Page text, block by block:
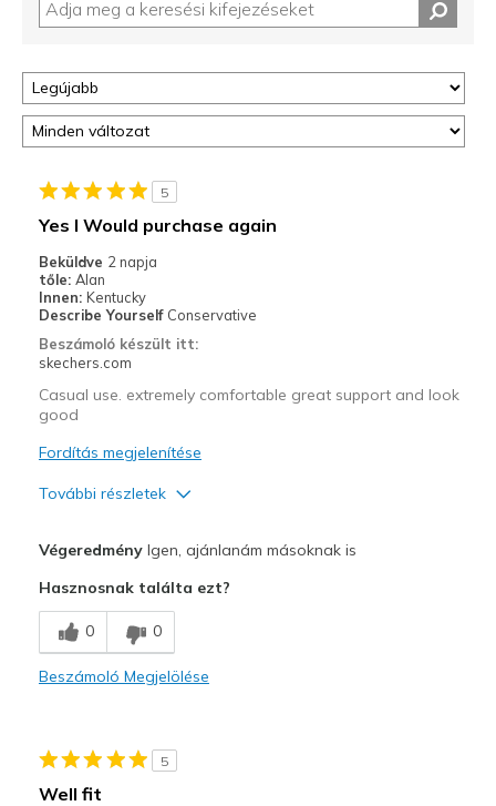
5
Yes I Would purchase again
Beküldve 2 napja
tőle: Alan
Innen: Kentucky
Describe Yourself Conservative
Beszámoló készült itt:
skechers.com
Casual use. extremely comfortable great support and look
good
Fordítás megjelenítése
További részletek
Breathe Well
Comfortable
Casual Wear
VégeredményIgen, ajánlanám másoknak is
Hasznosnak találta ezt?
0 0
Beszámoló Megjelölése
5
Well fit